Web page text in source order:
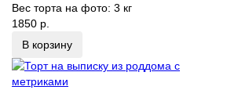
Вес торта на фото: 3 кг
1850 р.
В корзину